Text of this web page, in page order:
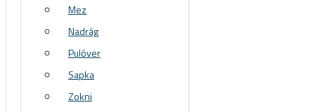
Mez
Nadrág
Pulóver
Sapka
Zokni